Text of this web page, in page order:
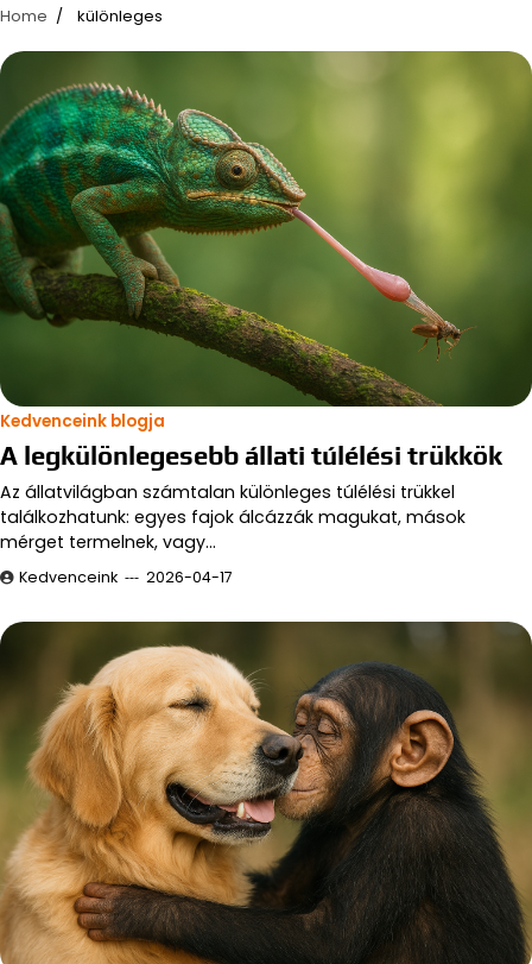
Home különleges
Kedvenceink blogja
A legkülönlegesebb állati túlélési trükkök
Az állatvilágban számtalan különleges túlélési trükkel
találkozhatunk: egyes fajok álcázzák magukat, mások
mérget termelnek, vagy…
Kedvenceink 2026-04-17